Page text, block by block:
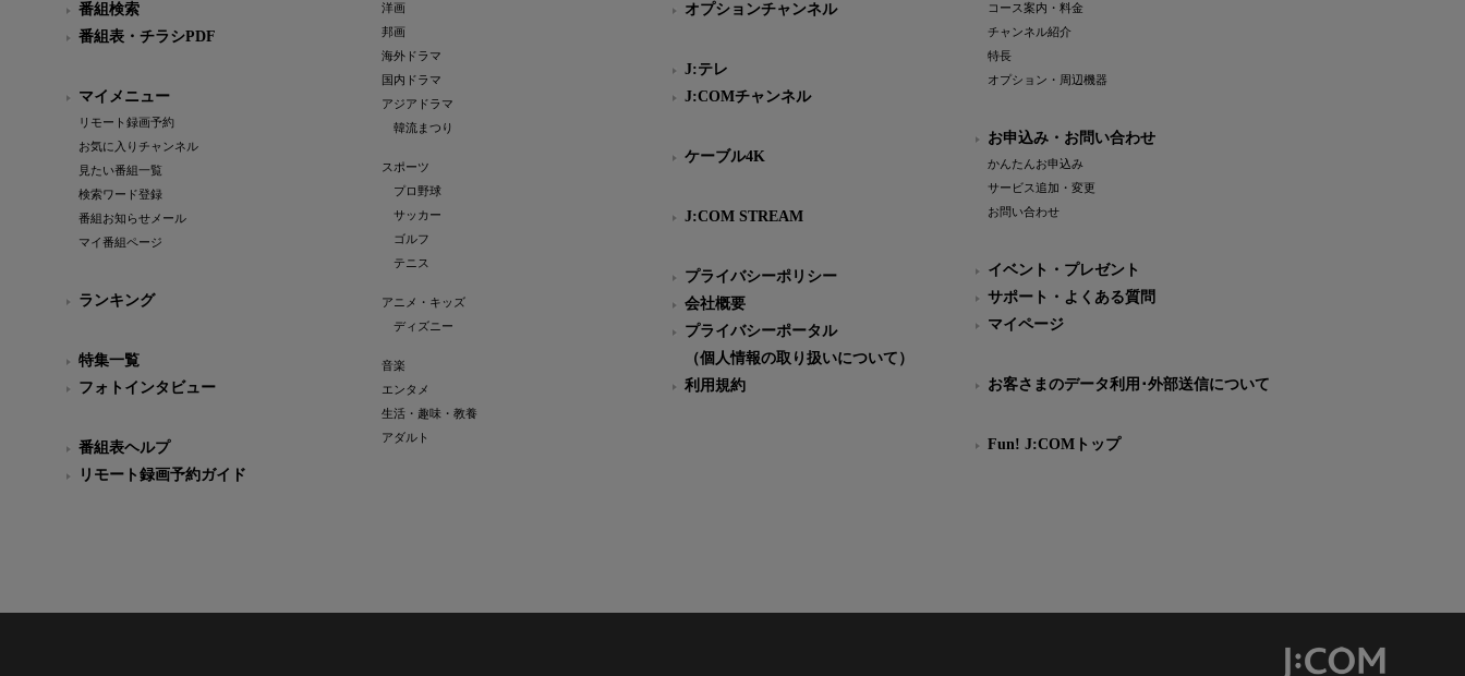
番組検索
番組表・チラシPDF
マイメニュー
リモート録画予約
お気に入りチャンネル
見たい番組一覧
検索ワード登録
番組お知らせメール
マイ番組ページ
ランキング
特集一覧
フォトインタビュー
番組表ヘルプ
リモート録画予約ガイド
洋画
邦画
海外ドラマ
国内ドラマ
アジアドラマ
韓流まつり
スポーツ
プロ野球
サッカー
ゴルフ
テニス
アニメ・キッズ
ディズニー
音楽
エンタメ
生活・趣味・教養
アダルト
オプションチャンネル
J:テレ
J:COMチャンネル
ケーブル4K
J:COM STREAM
プライバシーポリシー
会社概要
プライバシーポータル
（個人情報の取り扱いについて）
利用規約
コース案内・料金
チャンネル紹介
特長
オプション・周辺機器
お申込み・お問い合わせ
かんたんお申込み
サービス追加・変更
お問い合わせ
イベント・プレゼント
サポート・よくある質問
マイページ
お客さまのデータ利用･外部送信について
Fun! J:COMトップ